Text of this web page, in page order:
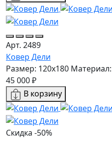
Арт. 2489
Ковер Дели
Размер: 120x180
45 000 ₽
В корзину
Скидка -50%